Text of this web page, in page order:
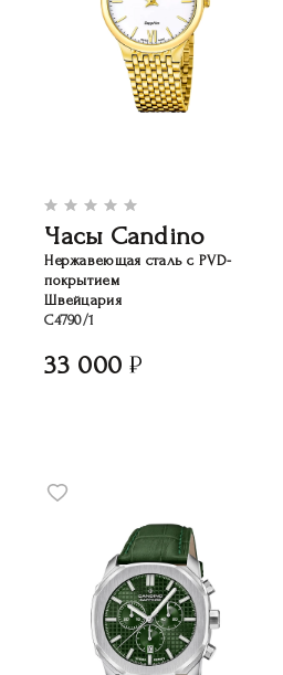
Часы Candino
Нержавеющая сталь с PVD-
покрытием
Швейцария
C4790/1
33 000